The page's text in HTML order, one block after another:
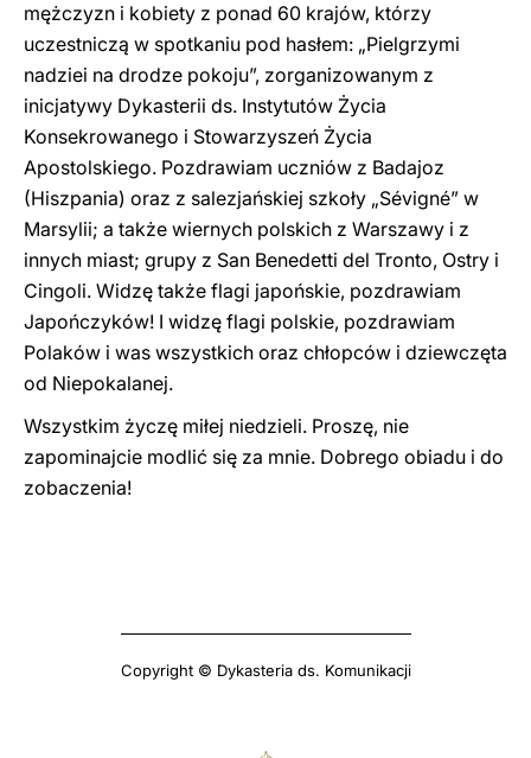
mężczyzn i kobiety z ponad 60 krajów, którzy
uczestniczą w spotkaniu pod hasłem: „Pielgrzymi
nadziei na drodze pokoju”, zorganizowanym z
inicjatywy Dykasterii ds. Instytutów Życia
Konsekrowanego i Stowarzyszeń Życia
Apostolskiego. Pozdrawiam uczniów z Badajoz
(Hiszpania) oraz z salezjańskiej szkoły „Sévigné” w
Marsylii; a także wiernych polskich z Warszawy i z
innych miast; grupy z San Benedetti del Tronto, Ostry i
Cingoli. Widzę także flagi japońskie, pozdrawiam
Japończyków! I widzę flagi polskie, pozdrawiam
Polaków i was wszystkich oraz chłopców i dziewczęta
od Niepokalanej.
Wszystkim życzę miłej niedzieli. Proszę, nie
zapominajcie modlić się za mnie. Dobrego obiadu i do
zobaczenia!
Copyright © Dykasteria ds. Komunikacji